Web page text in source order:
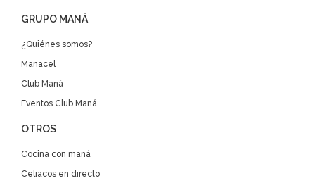
GRUPO MANÁ
¿Quiénes somos?
Manacel
Club Maná
Eventos Club Maná
OTROS
Cocina con maná
Celiacos en directo